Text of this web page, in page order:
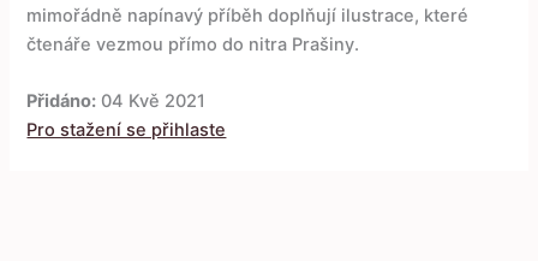
mimořádně napínavý příběh doplňují ilustrace, které
čtenáře vezmou přímo do nitra Prašiny.
Přidáno: 04 Kvě 2021
Pro stažení se přihlaste